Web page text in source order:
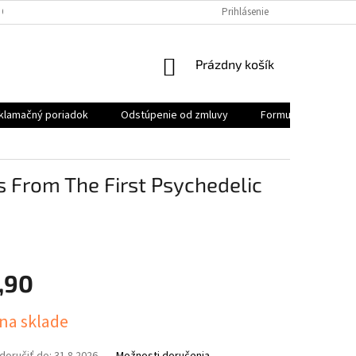
ÚDAJOV REKLAMAČNÝ PORIADOK FORMULÁR NA
Prihlásenie
NÁKUPNÝ
Prázdny košík
poriadok Odstúpenie od zmluvy
Formulár na
The First Psychedelic
sklade